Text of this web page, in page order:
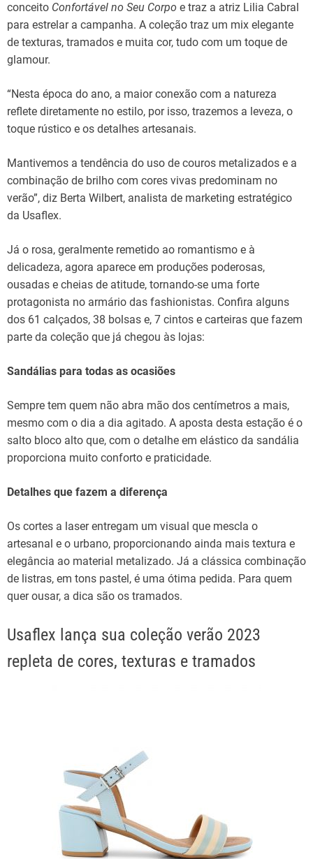
conceito Confortável no Seu Corpo e traz a atriz Lilia Cabral
para estrelar a campanha. A coleção traz um mix elegante
de texturas, tramados e muita cor, tudo com um toque de
glamour.
“Nesta época do ano, a maior conexão com a natureza
reflete diretamente no estilo, por isso, trazemos a leveza, o
toque rústico e os detalhes artesanais.
Mantivemos a tendência do uso de couros metalizados e a
combinação de brilho com cores vivas predominam no
verão”, diz Berta Wilbert, analista de marketing estratégico
da Usaflex.
Já o rosa, geralmente remetido ao romantismo e à
delicadeza, agora aparece em produções poderosas,
ousadas e cheias de atitude, tornando-se uma forte
protagonista no armário das fashionistas. Confira alguns
dos 61 calçados, 38 bolsas e, 7 cintos e carteiras que fazem
parte da coleção que já chegou às lojas:
Sandálias para todas as ocasiões
Sempre tem quem não abra mão dos centímetros a mais,
mesmo com o dia a dia agitado. A aposta desta estação é o
salto bloco alto que, com o detalhe em elástico da sandália
proporciona muito conforto e praticidade.
Detalhes que fazem a diferença
Os cortes a laser entregam um visual que mescla o
artesanal e o urbano, proporcionando ainda mais textura e
elegância ao material metalizado. Já a clássica combinação
de listras, em tons pastel, é uma ótima pedida. Para quem
quer ousar, a dica são os tramados.
Usaflex lança sua coleção verão 2023
repleta de cores, texturas e tramados